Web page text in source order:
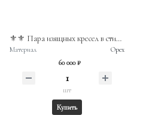
⚜️⚜️ Пара изящных кресел в стиле французского рококо (Людовик XV)
Материал Орех
60 000 ₽
шт
Купить